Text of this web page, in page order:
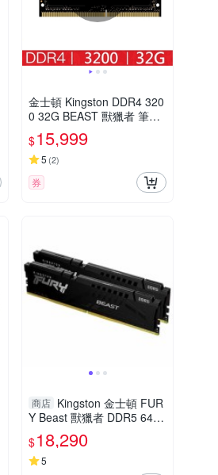
金士頓 Kingston DDR4 320
0 32G BEAST 獸獵者 筆記
型超頻記憶體 KF432S20IB/
32
$15,999
5 (2)
券
商店 Kingston 金士頓 FUR
Y Beast 獸獵者 DDR5 6400
32GB(16GBx2) 桌上型超頻
記憶體 KF564C32BBEK2-3
2
$18,290
5